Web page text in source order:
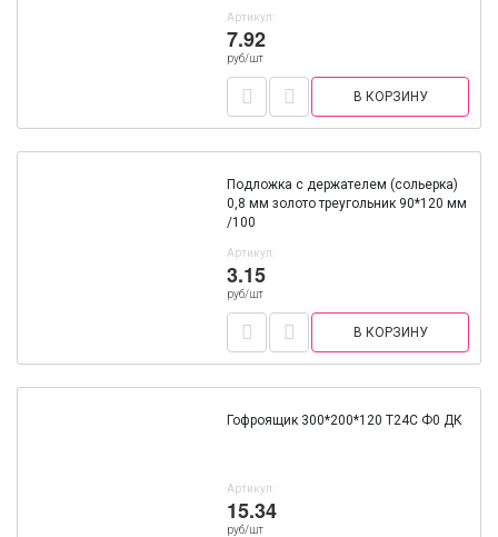
Артикул:
7.92
руб/шт
В КОРЗИНУ
Подложка с держателем (сольерка)
0,8 мм золото треугольник 90*120 мм
/100
Артикул:
3.15
руб/шт
В КОРЗИНУ
Гофроящик 300*200*120 Т24С Ф0 ДК
Артикул:
15.34
руб/шт